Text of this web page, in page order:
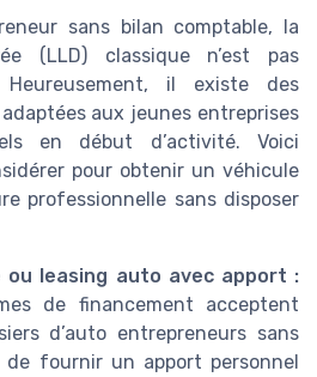
sans bilan comptable, la
(LLD) classique n’est pas
Heureusement, il existe des
aux jeunes entreprises
en début d’activité. Voici
pour obtenir un véhicule
professionnelle sans disposer
ou leasing auto avec apport :
de financement acceptent
d’auto entrepreneurs sans
fournir un apport personnel